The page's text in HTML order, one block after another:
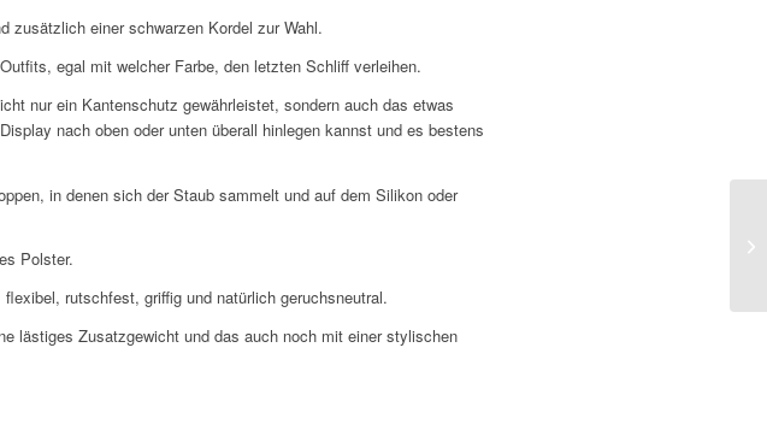
zusätzlich einer schwarzen Kordel zur Wahl.
egal mit welcher Farbe, den letzten Schliff verleihen.
nur ein Kantenschutz gewährleistet, sondern auch das etwas
nach oben oder unten überall hinlegen kannst und es bestens
in denen sich der Staub sammelt und auf dem Silikon oder
Polster.
rutschfest, griffig und natürlich geruchsneutral.
lästiges Zusatzgewicht und das auch noch mit einer stylischen